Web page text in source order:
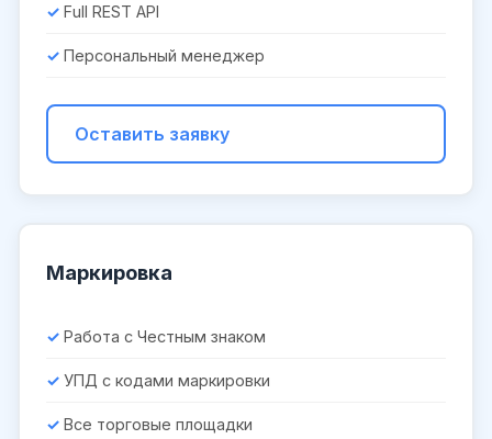
Full REST API
Персональный менеджер
Оставить заявку
Маркировка
Работа с Честным знаком
УПД с кодами маркировки
Все торговые площадки